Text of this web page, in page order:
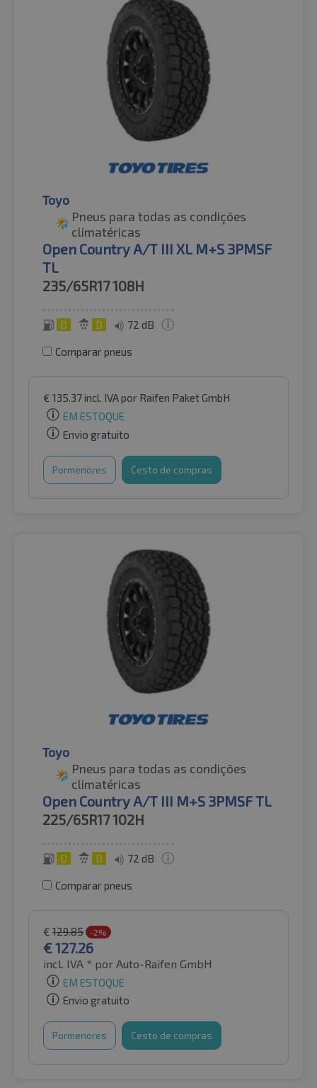
Toyo
Pneus para todas as condições
climatéricas
Open Country A/T III XL M+S 3PMSF
TL
235/65R17108H
D D 72 dB
Comparar pneus
€ 135.37incl. IVApor Raifen Paket GmbH
EM ESTOQUE
Envio gratuito
Pormenores Cesto de compras
Toyo
Pneus para todas as condições
climatéricas
Open Country A/T III M+S 3PMSF TL
225/65R17102H
D D 72 dB
Comparar pneus
€ 129.85 -2%
€127.26
incl. IVA * por Auto-Raifen GmbH
EM ESTOQUE
Envio gratuito
Pormenores Cesto de compras